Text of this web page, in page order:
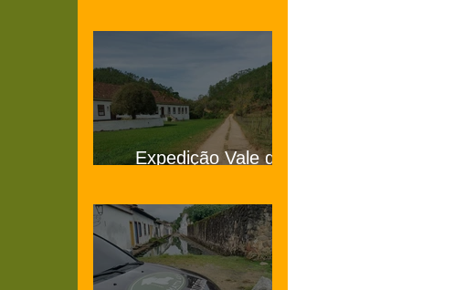
Expedição Vale do